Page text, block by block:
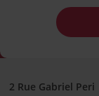
2 Rue Gabriel Peri